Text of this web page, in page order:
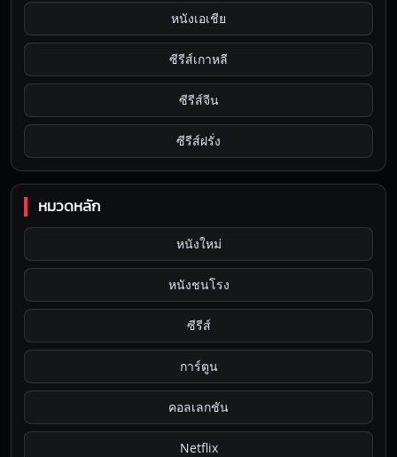
หนังเอเชีย
ซีรีส์เกาหลี
ซีรีส์จีน
ซีรีส์ฝรั่ง
หมวดหลัก
หนังใหม่
หนังชนโรง
ซีรีส์
การ์ตูน
คอลเลกชัน
Netflix